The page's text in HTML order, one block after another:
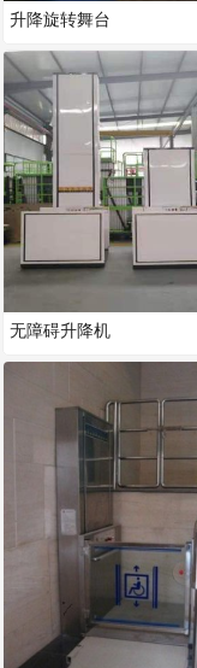
升降旋转舞台
无障碍升降机